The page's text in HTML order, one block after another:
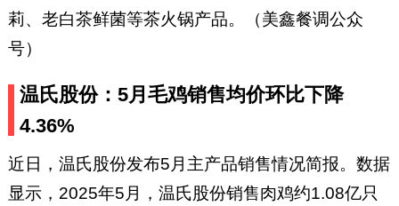
莉、老白茶鲜菌等茶火锅产品。（美鑫餐调公众
号）
温氏股份：5月毛鸡销售均价环比下降
4.36%
近日，温氏股份发布5月主产品销售情况简报。数据
显示，2025年5月，温氏股份销售肉鸡约1.08亿只